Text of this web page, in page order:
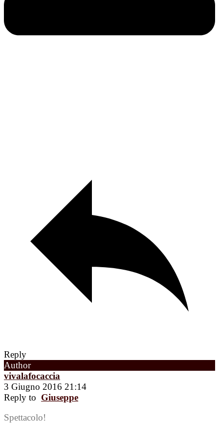
Reply
Author
vivalafocaccia
3 Giugno 2016 21:14
Reply to Giuseppe
Spettacolo!